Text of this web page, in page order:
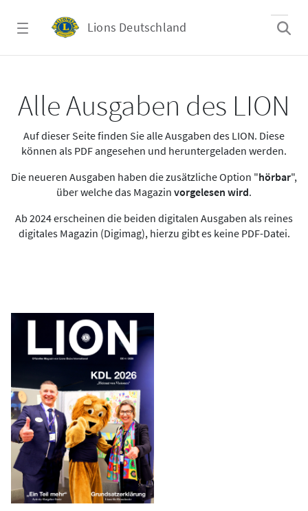
Lions Deutschland
Alle Ausgaben des LION
Auf dieser Seite finden Sie alle Ausgaben des LION. Diese
können als PDF angesehen und heruntergeladen werden.
Die neueren Ausgaben haben die zusätzliche Option "hörbar",
über welche das Magazin vorgelesen wird.
Ab 2024 erscheinen die beiden digitalen Ausgaben als reines
digitales Magazin (Digimag), hierzu gibt es keine PDF-Datei.